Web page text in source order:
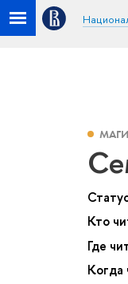
Кто
Где
Когда